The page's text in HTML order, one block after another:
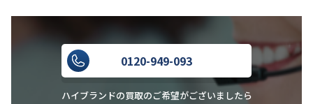
0120-949-093
ハイブランドの買取のご希望がございましたら